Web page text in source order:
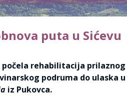
puta u Sićevu
počela rehabilitacija
podruma do ulaska
iz Pukovca.